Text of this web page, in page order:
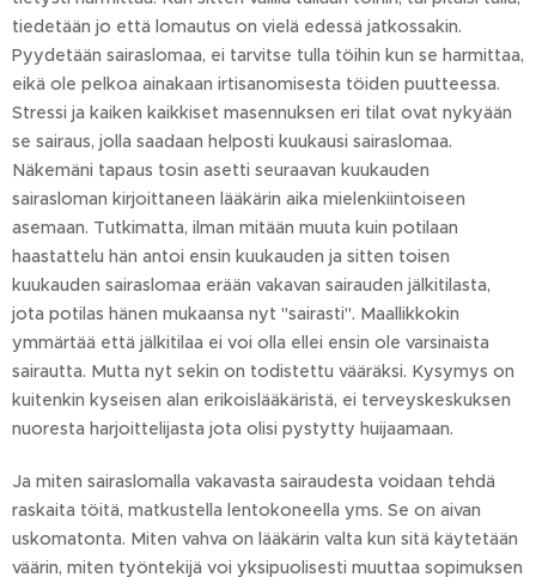
tiedetään jo että lomautus on vielä edessä jatkossakin.
Pyydetään sairaslomaa, ei tarvitse tulla töihin kun se harmittaa,
eikä ole pelkoa ainakaan irtisanomisesta töiden puutteessa.
Stressi ja kaiken kaikkiset masennuksen eri tilat ovat nykyään
se sairaus, jolla saadaan helposti kuukausi sairaslomaa.
Näkemäni tapaus tosin asetti seuraavan kuukauden
sairasloman kirjoittaneen lääkärin aika mielenkiintoiseen
asemaan. Tutkimatta, ilman mitään muuta kuin potilaan
haastattelu hän antoi ensin kuukauden ja sitten toisen
kuukauden sairaslomaa erään vakavan sairauden jälkitilasta,
jota potilas hänen mukaansa nyt "sairasti". Maallikkokin
ymmärtää että jälkitilaa ei voi olla ellei ensin ole varsinaista
sairautta. Mutta nyt sekin on todistettu vääräksi. Kysymys on
kuitenkin kyseisen alan erikoislääkäristä, ei terveyskeskuksen
nuoresta harjoittelijasta jota olisi pystytty huijaamaan.
Ja miten sairaslomalla vakavasta sairaudesta voidaan tehdä
raskaita töitä, matkustella lentokoneella yms. Se on aivan
uskomatonta. Miten vahva on lääkärin valta kun sitä käytetään
väärin, miten työntekijä voi yksipuolisesti muuttaa sopimuksen